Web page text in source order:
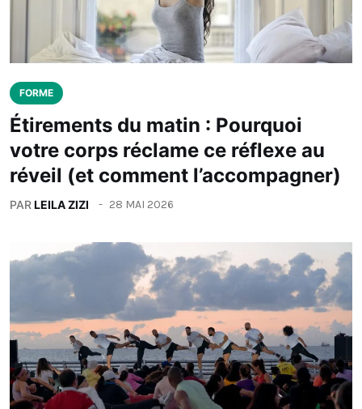
FORME
Étirements du matin : Pourquoi
votre corps réclame ce réflexe au
réveil (et comment l’accompagner)
PARLEILA ZIZI 28 MAI 2026